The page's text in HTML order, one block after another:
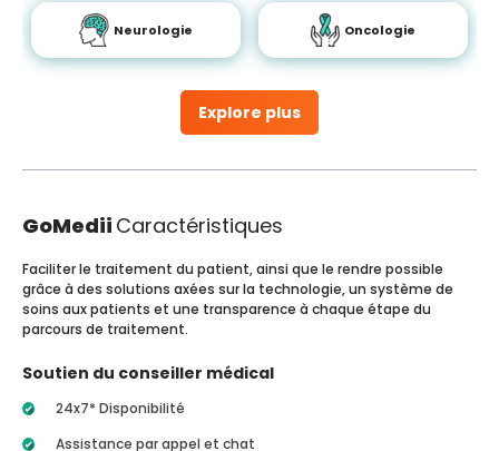
Explore plus
Neurologie Oncologie
GoMedii Caractéristiques
Faciliter le traitement du patient, ainsi que le rendre possible
grâce à des solutions axées sur la technologie, un système de
soins aux patients et une transparence à chaque étape du
parcours de traitement.
Soutien du conseiller médical
24x7* Disponibilité
Assistance par appel et chat